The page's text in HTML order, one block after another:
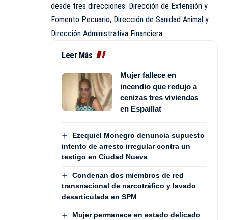
desde tres direcciones: Dirección de Extensión y
Fomento Pecuario, Dirección de Sanidad Animal y
Dirección Administrativa Financiera.
Leer Más
Mujer fallece en
incendio que redujo a
cenizas tres viviendas
en Espaillat
Ezequiel Monegro denuncia supuesto
intento de arresto irregular contra un
testigo en Ciudad Nueva
Condenan dos miembros de red
transnacional de narcotráfico y lavado
desarticulada en SPM
Mujer permanece en estado delicado